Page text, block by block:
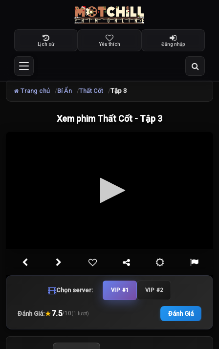
Lịch sử Yêu thích Đăng nhập
Trang chủ Bí Ẩn Thất Cốt Tập 3
Xem phim Thất Cốt - Tập 3
Chọn server: VIP #1 VIP #2
Đánh Giá:★7.5/10(1 lượt) Đánh Giá